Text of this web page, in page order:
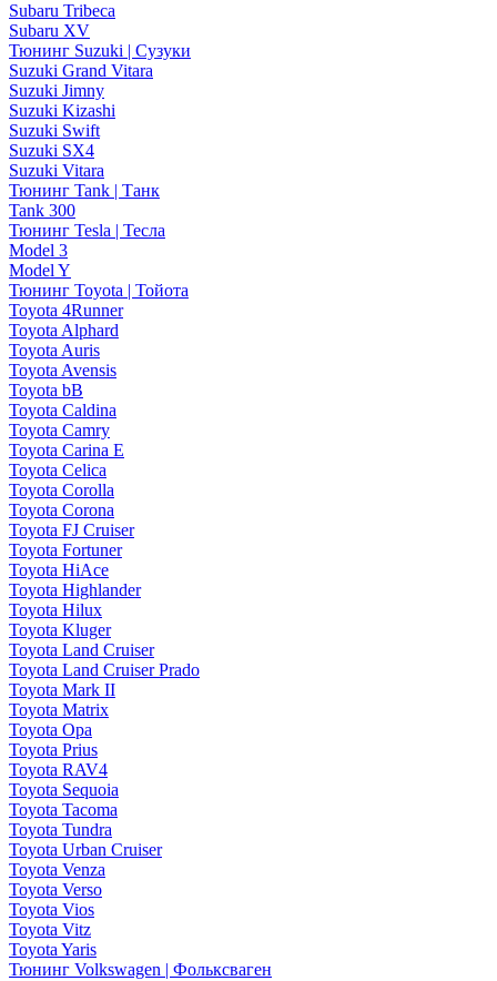
Subaru Tribeca
Subaru XV
Тюнинг Suzuki | Сузуки
Suzuki Grand Vitara
Suzuki Jimny
Suzuki Kizashi
Suzuki Swift
Suzuki SX4
Suzuki Vitara
Тюнинг Tank | Танк
Tank 300
Тюнинг Tesla | Тесла
Model 3
Model Y
Тюнинг Toyota | Тойота
Toyota 4Runner
Toyota Alphard
Toyota Auris
Toyota Avensis
Toyota bB
Toyota Caldina
Toyota Camry
Toyota Carina E
Toyota Celica
Toyota Corolla
Toyota Corona
Toyota FJ Cruiser
Toyota Fortuner
Toyota HiAce
Toyota Highlander
Toyota Hilux
Toyota Kluger
Toyota Land Cruiser
Toyota Land Cruiser Prado
Toyota Mark II
Toyota Matrix
Toyota Opa
Toyota Prius
Toyota RAV4
Toyota Sequoia
Toyota Tacoma
Toyota Tundra
Toyota Urban Cruiser
Toyota Venza
Toyota Verso
Toyota Vios
Toyota Vitz
Toyota Yaris
Тюнинг Volkswagen | Фольксваген